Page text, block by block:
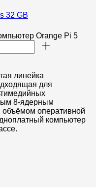
32 GB
Orange Pi 5
линейка
для
8-ядерным
оперативной
компьютер